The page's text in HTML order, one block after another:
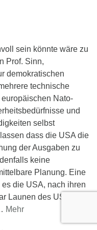
sein könnte wäre zu
Prof. Sinn,
demokratischen
technische
Nato-
und
selbst
dass die USA die
der Ausgaben zu
keine
Planung. Eine
die USA, nach ihren
Launen des US-
Mehr